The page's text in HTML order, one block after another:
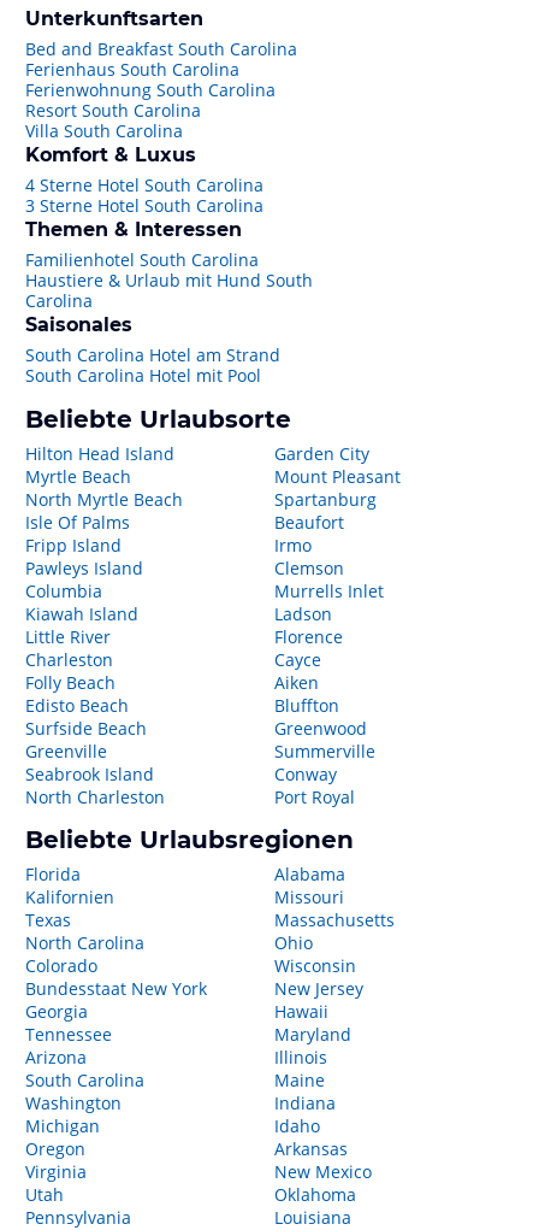
Unterkunftsarten
Bed and Breakfast South Carolina
Ferienhaus South Carolina
Ferienwohnung South Carolina
Resort South Carolina
Villa South Carolina
Komfort & Luxus
4 Sterne Hotel South Carolina
3 Sterne Hotel South Carolina
Themen & Interessen
Familienhotel South Carolina
Haustiere & Urlaub mit Hund South
Carolina
Saisonales
South Carolina Hotel am Strand
South Carolina Hotel mit Pool
Beliebte Urlaubsorte
Hilton Head Island
Myrtle Beach
North Myrtle Beach
Isle Of Palms
Fripp Island
Pawleys Island
Columbia
Kiawah Island
Little River
Charleston
Folly Beach
Edisto Beach
Surfside Beach
Greenville
Seabrook Island
North Charleston
Garden City
Mount Pleasant
Spartanburg
Beaufort
Irmo
Clemson
Murrells Inlet
Ladson
Florence
Cayce
Aiken
Bluffton
Greenwood
Summerville
Conway
Port Royal
Beliebte Urlaubsregionen
Florida
Kalifornien
Texas
North Carolina
Colorado
Bundesstaat New York
Georgia
Tennessee
Arizona
South Carolina
Washington
Michigan
Oregon
Virginia
Utah
Pennsylvania
Alabama
Missouri
Massachusetts
Ohio
Wisconsin
New Jersey
Hawaii
Maryland
Illinois
Maine
Indiana
Idaho
Arkansas
New Mexico
Oklahoma
Louisiana